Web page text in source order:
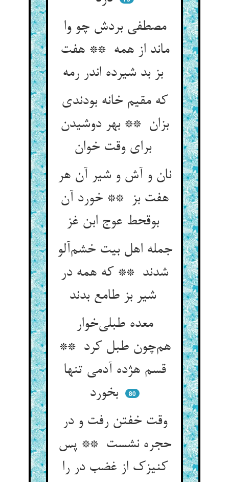
مصطفی بردش چو وا
ماند از همه ** هفت
بز بد شیرده اندر رمه
که مقیم خانه بودندی
بزان ** بهر دوشیدن
برای وقت خوان
نان و آش و شیر آن هر
هفت بز ** خورد آن
بوقحط عوج ابن غز
جمله اهل بیت خشم‌آلو
شدند ** که همه در
شیر بز طامع بدند
معده طبلی‌خوار
هم‌چون طبل کرد **
قسم هژده آدمی تنها
بخورد
80
وقت خفتن رفت و در
حجره نشست ** پس
کنیزک از غضب در را